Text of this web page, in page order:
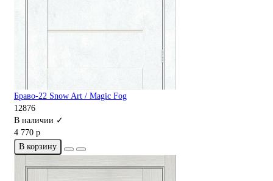
Браво-22 Snow Art / Magic Fog
12876
В наличии ✓
4 770 р
В корзину